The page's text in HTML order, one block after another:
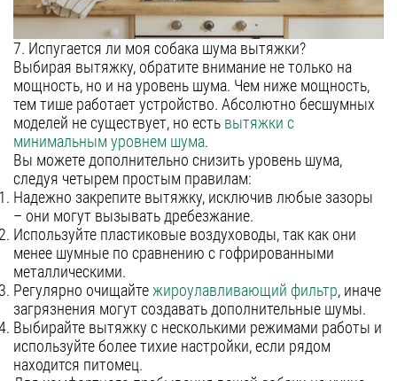
7. Испугается ли моя собака шума вытяжки?
Выбирая вытяжку, обратите внимание не только на
мощность, но и на уровень шума. Чем ниже мощность,
тем тише работает устройство. Абсолютно бесшумных
моделей не существует, но есть вытяжки с
минимальным уровнем шума.
Вы можете дополнительно снизить уровень шума,
следуя четырем простым правилам:
Надежно закрепите вытяжку, исключив любые зазоры
– они могут вызывать дребезжание.
Используйте пластиковые воздуховоды, так как они
менее шумные по сравнению с гофрированными
металлическими.
Регулярно очищайтежироулавливающий фильтр, иначе
загрязнения могут создавать дополнительные шумы.
Выбирайте вытяжку с несколькими режимами работы и
используйте более тихие настройки, если рядом
находится питомец.